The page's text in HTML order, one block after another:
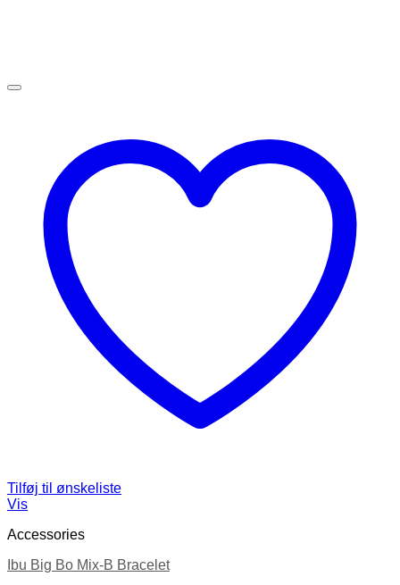
Tilføj til ønskeliste
Vis
Accessories
Ibu Big Bo Mix-B Bracelet